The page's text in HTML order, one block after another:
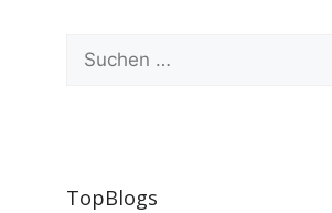
Suchen
TopBlogs